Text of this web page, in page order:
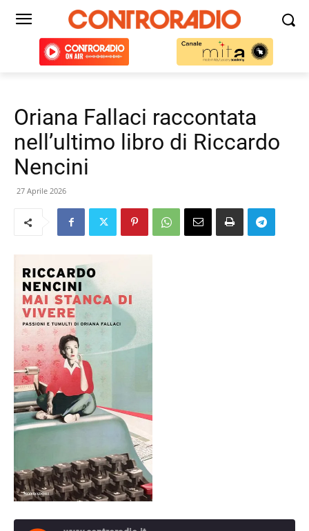
Oriana Fallaci raccontata
nell’ultimo libro di Riccardo
Nencini
27 Aprile 2026